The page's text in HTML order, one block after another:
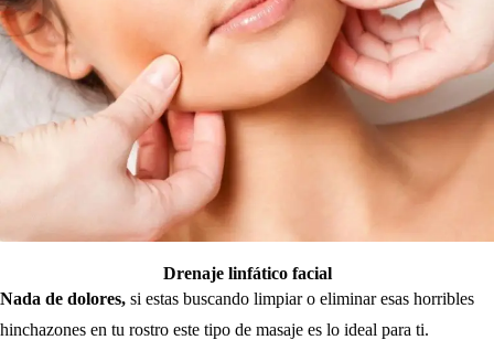
Drenaje linfático facial
Nada de dolores, si estas buscando limpiar o eliminar esas horribles
hinchazones en tu rostro este tipo de masaje es lo ideal para ti.